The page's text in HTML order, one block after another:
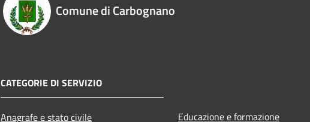
Comune di Carbognano
CATEGORIE DI SERVIZIO
Anagrafe e stato civile Educazione e formazione